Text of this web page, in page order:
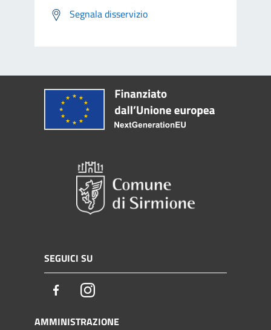
Segnala disservizio
SEGUICI SU
FacebookInstagram
AMMINISTRAZIONE